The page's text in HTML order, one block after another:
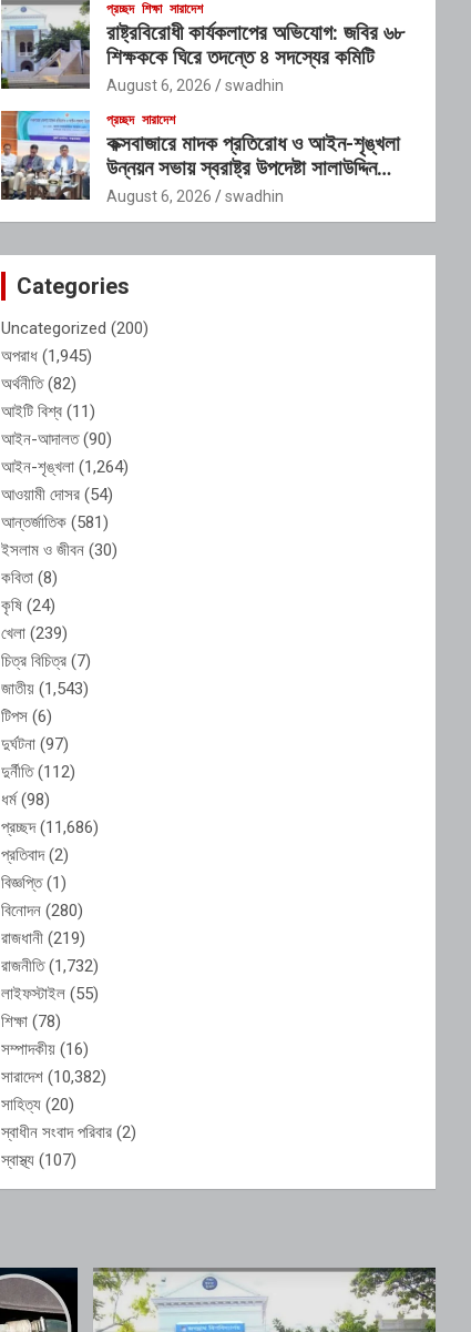
প্রচ্ছদ শিক্ষা সারাদেশ
রাষ্ট্রবিরোধী কার্যকলাপের অভিযোগ: জবির ৬৮
শিক্ষককে ঘিরে তদন্তে ৪ সদস্যের কমিটি
August 6, 2026 swadhin
প্রচ্ছদ সারাদেশ
কক্সবাজারে মাদক প্রতিরোধ ও আইন-শৃঙ্খলা
উন্নয়ন সভায় স্বরাষ্ট্র উপদেষ্টা সালাউদ্দিন
আহমদ
August 6, 2026 swadhin
Categories
Uncategorized (200)
অপরাধ (1,945)
অর্থনীতি(82)
আইটি বিশ্ব (11)
আইন-আদালত(90)
আইন-শৃঙ্খলা (1,264)
আওয়ামী দোসর (54)
আন্তর্জাতিক (581)
ইসলাম ও জীবন (30)
কবিতা (8)
কৃষি (24)
খেলা (239)
চিত্র বিচিত্র (7)
জাতীয় (1,543)
টিপস (6)
দুর্ঘটনা (97)
দুর্নীতি(112)
ধর্ম(98)
প্রচ্ছদ(11,686)
প্রতিবাদ(2)
বিজ্ঞপ্তি(1)
বিনোদন (280)
রাজধানী (219)
রাজনীতি(1,732)
লাইফস্টাইল (55)
শিক্ষা (78)
সম্পাদকীয় (16)
সারাদেশ (10,382)
সাহিত্য (20)
স্বাধীন সংবাদ পরিবার (2)
স্বাস্থ্য (107)